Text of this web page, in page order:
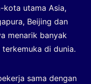
utama Asia,
Beijing dan
menarik banyak
di dunia.
sama dengan